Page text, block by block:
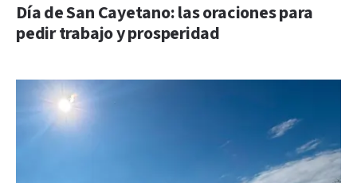
Día de San Cayetano: las oraciones para
pedir trabajo y prosperidad